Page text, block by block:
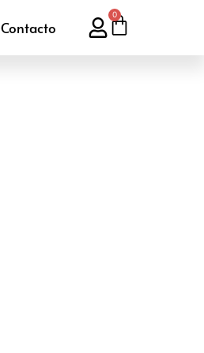
Contacto
0